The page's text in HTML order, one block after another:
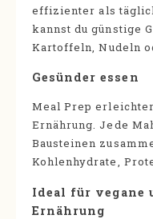
effizienter als
kannst du günstige
Kartoffeln, Nudeln
Gesünder essen
Meal Prep
Ernährung. Jede
Bausteinen
Kohlenhydrate,
Ideal für
Ernährung